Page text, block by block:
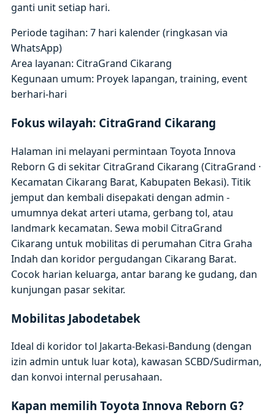
ganti unit setiap hari.
Periode tagihan: 7 hari kalender (ringkasan via
WhatsApp)
Area layanan: CitraGrand Cikarang
Kegunaan umum: Proyek lapangan, training, event
berhari-hari
Fokus wilayah: CitraGrand Cikarang
Halaman ini melayani permintaan Toyota Innova
Reborn G di sekitar CitraGrand Cikarang (CitraGrand ·
Kecamatan Cikarang Barat, Kabupaten Bekasi). Titik
jemput dan kembali disepakati dengan admin -
umumnya dekat arteri utama, gerbang tol, atau
landmark kecamatan. Sewa mobil CitraGrand
Cikarang untuk mobilitas di perumahan Citra Graha
Indah dan koridor pergudangan Cikarang Barat.
Cocok harian keluarga, antar barang ke gudang, dan
kunjungan pasar sekitar.
Mobilitas Jabodetabek
Ideal di koridor tol Jakarta-Bekasi-Bandung (dengan
izin admin untuk luar kota), kawasan SCBD/Sudirman,
dan konvoi internal perusahaan.
Kapan memilih Toyota Innova Reborn G?